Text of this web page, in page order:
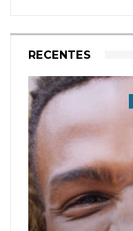
RECENTES